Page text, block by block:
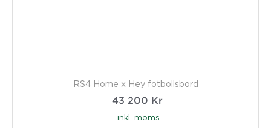
RS4 Home x Hey fotbollsbord
43 200 Kr
inkl. moms